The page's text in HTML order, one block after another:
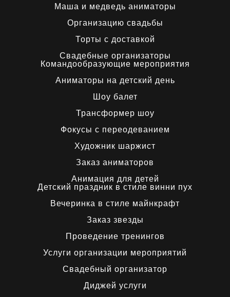
Маша и медведь аниматоры
Организацию свадьбы
Торты с доставкой
Свадебные организаторы
Командообразующие мероприятия
Аниматоры на детский день
Шоу балет
Трансформер шоу
Фокусы с переодеванием
Художник шаржист
Заказ аниматоров
Анимация для детей
Детский праздник в стиле винни пух
Вечеринка в стиле майнкрафт
Заказ звезды
Проведение тренингов
Услуги организации мероприятий
Свадебный организатор
Диджей услуги